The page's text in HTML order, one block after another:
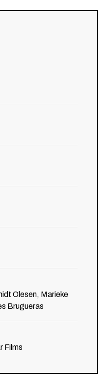
Olesen, Marieke
Brugueras
Films